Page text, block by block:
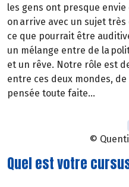
les gens ont presque envie
on arrive avec un sujet
ce que pourrait être
un mélange entre de la
et un rêve. Notre rôle est
entre ces deux mondes,
pensée toute faite…
©
Quel est votre